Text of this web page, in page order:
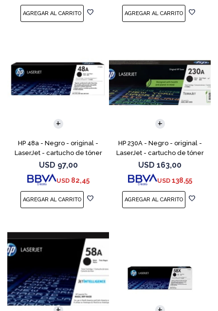
HP 48a - Negro - original -
LaserJet - cartucho de tóner
(CF248A) - para LaserJet Pro
M15a, MFP M28a, MFP M28w,
MFP M31w
USD 97,00
USD 82,45
HP 230A - Negro - original -
LaserJet - cartucho de tóner
(W2300A) - para Color
LaserJet Pro 4201, 4203, MFP
4301, MFP 4303
USD 163,00
USD 138,55